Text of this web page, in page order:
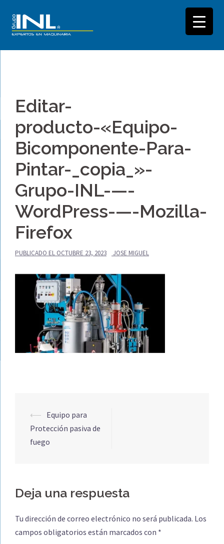
contenidoEditar-
producto-«Equipo-
Bicomponente-Para-
Pintar-_copia_»-
Grupo-INL-—-
WordPress-—-Mozilla-
Firefox
PUBLICADO EL OCTUBRE 23, 2023 JOSE MIGUEL
Navegación
de
entradas
⟵ Equipo para
Protección pasiva de
fuego
Deja una respuesta
Tu dirección de correo electrónico no será publicada. Los
campos obligatorios están marcados con *